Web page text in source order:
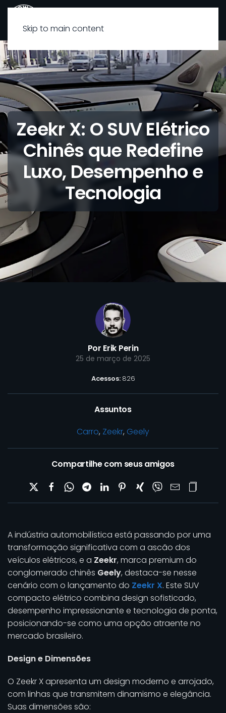
Skip to main content
Zeekr X: O SUV Elétrico
Chinês que Redefine
Luxo, Desempenho e
Tecnologia
Por Erik Perin
25 de março de 2025
Acessos: 826
Assuntos
Carro, Zeekr, Geely
Compartilhe com seus amigos
A indústria automobilística está passando por uma
transformação significativa com a ascão dos
veículos elétricos, e a Zeekr, marca premium do
conglomerado chinês Geely, destaca-se nesse
cenário com o lançamento do Zeekr X. Este SUV
compacto elétrico combina design sofisticado,
desempenho impressionante e tecnologia de ponta,
posicionando-se como uma opção atraente no
mercado brasileiro.
Design e Dimensões
O Zeekr X apresenta um design moderno e arrojado,
com linhas que transmitem dinamismo e elegância.
Suas dimensões são: